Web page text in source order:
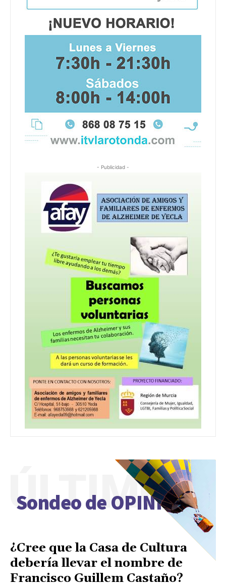
- Publicidad -
Sondeo de OPINIÓN
ÚLTIMO
¿Cree que la Casa de Cultura
debería llevar el nombre de
Francisco Guillem Castaño?